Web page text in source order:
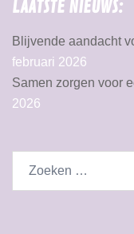
LAATSTE NIEUWS:
Blijvende aandacht
februari 2026
Samen zorgen voor
2026